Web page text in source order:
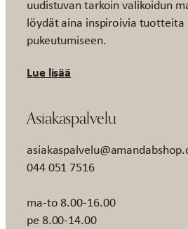
uudistuvan tarkoin valikoidun
löydät aina inspiroivia tuotteita
pukeutumiseen.
Lue lisää
Asiakaspalvelu
044 051 7516
ma-to 8.00-16.00
pe 8.00-14.00